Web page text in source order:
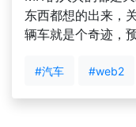
东西都想的出来，
辆车就是个奇迹，
#汽车 #web2